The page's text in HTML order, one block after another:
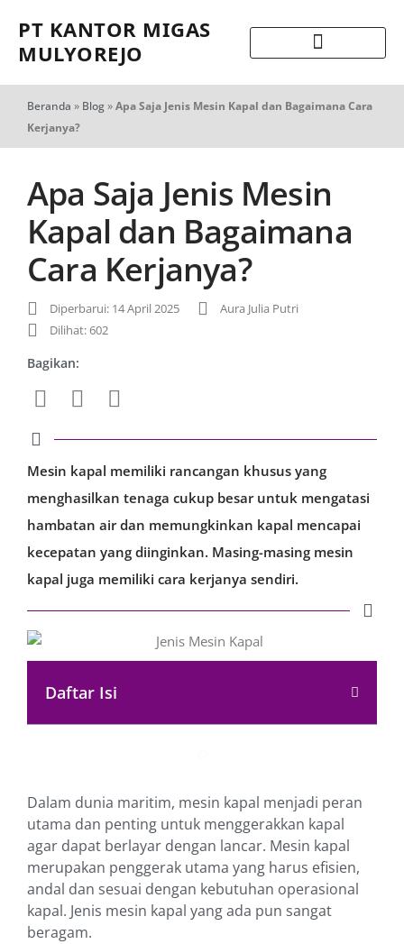
PT KANTOR MIGAS
MULYOREJO
Beranda » Blog»Apa Saja Jenis Mesin Kapal dan Bagaimana Cara
Kerjanya?
Apa Saja Jenis Mesin
Kapal dan Bagaimana
Cara Kerjanya?
Diperbarui: 14 April 2025
Aura Julia Putri
Dilihat: 602
Bagikan:
Mesin kapal memiliki rancangan khusus yang
menghasilkan tenaga cukup besar untuk mengatasi
hambatan air dan memungkinkan kapal mencapai
kecepatan yang diinginkan. Masing-masing mesin
kapal juga memiliki cara kerjanya sendiri.
Daftar Isi
Dalam dunia maritim, mesin kapal menjadi peran
utama dan penting untuk menggerakkan kapal
agar dapat berlayar dengan lancar. Mesin kapal
merupakan penggerak utama yang harus efisien,
andal dan sesuai dengan kebutuhan operasional
kapal. Jenis mesin kapal yang ada pun sangat
beragam.